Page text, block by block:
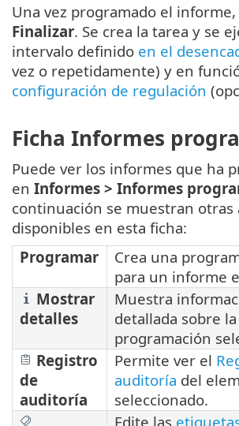
Una vez programado el informe,
Finalizar. Se crea la tarea y se
intervalo definido en el
vez o repetidamente) y en
configuración de regulación
Ficha Informes
Puede ver los informes que ha
en Informes > Informes
continuación se muestran otras
disponibles en esta ficha:
Programar
Crea una
para un informe
Mostrar
detalles
Muestra
detallada sobre la
programación
Registro
de
auditoría
Permite ver el
auditoría del
seleccionado.
Edite las